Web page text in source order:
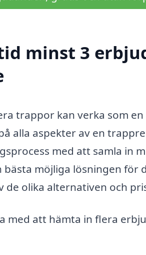
minst 3
trappor kan verka som
alla aspekter av en
med att samla in
bästa möjliga lösningen för
de olika alternativen och
med att hämta in flera